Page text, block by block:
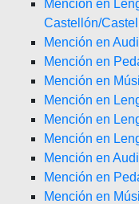
Mención en
Castellón/
Mención en
Mención en
Mención en
Mención en
Mención en
Mención en
Mención en
Mención en
Mención en